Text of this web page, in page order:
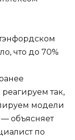
что до 70%
так,
модели
объясняет
по